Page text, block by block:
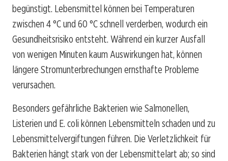
begünstigt. Lebensmittel können bei Temperaturen
zwischen 4 °C und 60 °C schnell verderben, wodurch ein
Gesundheitsrisiko entsteht. Während ein kurzer Ausfall
von wenigen Minuten kaum Auswirkungen hat, können
längere Stromunterbrechungen ernsthafte Probleme
verursachen.
Besonders gefährliche Bakterien wie Salmonellen,
Listerien und E. coli können Lebensmitteln schaden und zu
Lebensmittelvergiftungen führen. Die Verletzlichkeit für
Bakterien hängt stark von der Lebensmittelart ab; so sind